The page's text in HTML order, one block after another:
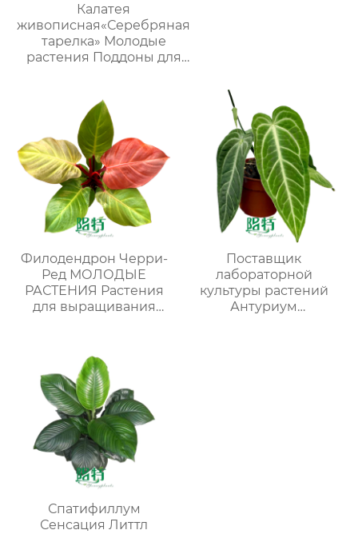
Калатея
живописная«Серебряная
тарелка» Молодые
растения Поддоны для
Филодендрон Черри-
Ред МОЛОДЫЕ
РАСТЕНИЯ Растения
для выращивания
Поставщик
лабораторной
культуры растений
Антуриум
Спатифиллум
Сенсация Литтл